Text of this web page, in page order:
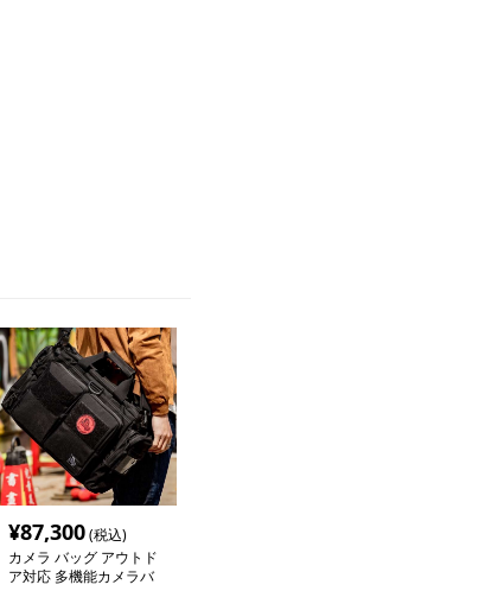
¥87,300(税込)
カメラ バッグ アウトド
ア対応 多機能カメラバ